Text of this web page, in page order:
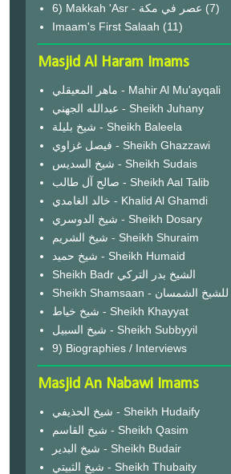
6) Makkah 'Asr - عصر في مكة (7)
Imaam's First Salaah (11)
Masjid Al Haram Imams
ماهر المعيقلي - Mahir Al Mu'ayqali
عبدالله الجهني - Sheikh Juhany
شيخ بليلة - Sheikh Baleela
فيصل غزاوي - Sheikh Ghazzawi
شيخ السديس - Sheikh Sudais
صالح آل طالب - Sheikh Aal Talib
خالد الغامدي - Khalid Al Ghamdi
شيخ الدوسري - Sheikh Dosary
شيخ الشريم - Sheikh Shuraim
شيخ حميد - Sheikh Humaid
Sheikh Badr الشيخ بدر التركي
Sheikh Shamsaan - للشيخ الشمسان
شيخ خياط - Sheikh Khayyat
شيخ السبيل - Sheikh Subbyyil
9) Biographies / Interviews
Masjid An Nabawi Imams
شيخ الحذيفي - Sheikh Hudaify
شيخ القاسم - Sheikh Qasim
شيخ البدير - Sheikh Budair
شيخ الثبيتي - Sheikh Thubaity